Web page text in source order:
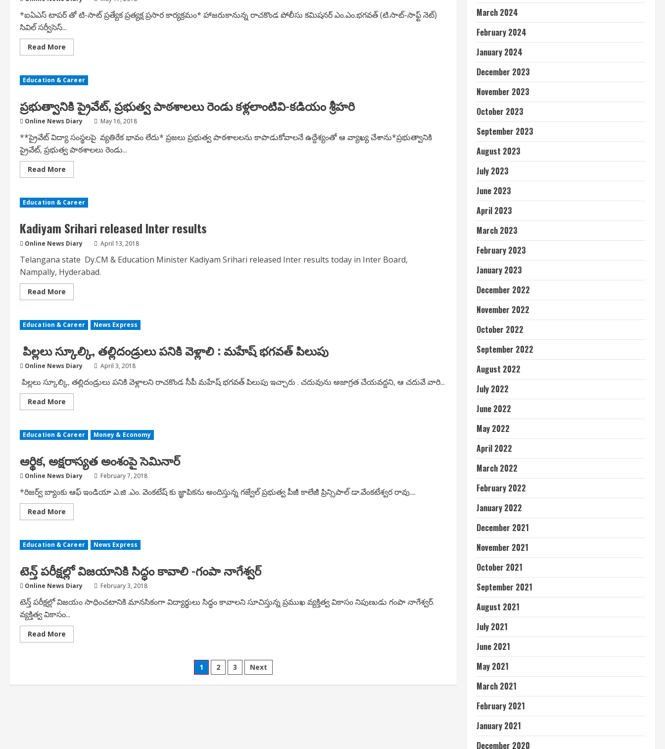
*ఐఏఎస్ టాపర్ తో టి-సాట్ ప్రత్యేక ప్రత్యక్ష ప్రసార కార్యక్రమం* హాజరుకానున్న రాచకొండ పోలీసు కమిషనర్ ఎం.ఎం.భగవత్ (టి.సాట్-సాఫ్ట్ నెట్)
సివిల్ సర్వీసెస్...
Read More
more
టాపర్
తో
టి-
ప్రత్యేక
ప్రత్యక్ష
ప్రసార
కార్యక్రమం
Education & Career
ప్రభుత్వానికి ప్రైవేట్, ప్రభుత్వ పాఠశాలలు రెండు కళ్లలాంటివి-కడియం శ్రీహరి
Online News Diary May 16, 2018
**ప్రైవేట్ విద్యా సంస్థలపై వ్యతిరేక భావం లేదు* ప్రజలు ప్రభుత్వ పాఠశాలలను కాపాడుకోవాలనే ఉద్దేశ్యంతో ఆ వ్యాఖ్య చేశాను*ప్రభుత్వానికి
ప్రైవేట్, ప్రభుత్వ పాఠశాలలు రెండు...
Read More
more
ప్రైవేట్,
ప్రభుత్వ
పాఠశాలలు
కళ్లలాంటివి-
కడియం
Education & Career
Kadiyam Srihari released Inter results
Online News Diary April 13, 2018
Telangana state Dy.CM & Education Minister Kadiyam Srihari released Inter results today in Inter Board,
Nampally, Hyderabad.
Read More
more
Srihari
released
Inter
Education & Career News Express
పిల్లలు స్కూల్కి, తల్లిదండ్రులు పనికి వెళ్లాలి : మహేష్ భగవత్ పిలుపు
Online News Diary April 3, 2018
పిల్లలు స్కూల్కి, తల్లిదండ్రులు పనికి వెళ్లాలని రాచకొండ సీపీ మహేష్ భగవత్ పిలుపు ఇచ్చారు . చదువును అజాగ్రత చేయవద్దని, ఆ చదువే వారి...
Read More
more
స్కూల్కి,
తల్లిదండ్రులు
పనికి
మహేష్
భగవత్
పిలుపు
Education & Career Money & Economy
ఆర్థిక, అక్షరాస్యత అంశంపై సెమినార్
Online News Diary February 7, 2018
*రిజర్వ్ బ్యాంకు ఆఫ్ ఇండియా ఎ.జి .ఎం. వెంకటేష్ కు జ్ఞాపికను అందిస్తున్న గజ్వేల్ ప్రభుత్వ పీజీ కాలేజీ ప్రిన్సిపాల్ డా.వేంకటేశ్వర రావు....
Read More
more
అక్షరాస్యత
అంశంపై
సెమినార్
Education & Career News Express
టెన్త్ పరీక్షల్లో విజయానికి సిద్ధం కావాలి -గంపా నాగేశ్వర్
Online News Diary February 3, 2018
టెన్త్ పరీక్షల్లో విజయం సాధించటానికి మానసికంగా విద్యార్థులు సిద్ధం కావాలని సూచిస్తున్న ప్రముఖ వ్యక్తిత్వ వికాసం నిపుణుడు గంపా నాగేశ్వర్.
వ్యక్తిత్వ వికాసం...
Read More
more
Posts
pagination
1 2 3 Next
March 2024
February 2024
January 2024
December 2023
November 2023
October 2023
September 2023
August 2023
July 2023
June 2023
April 2023
March 2023
February 2023
January 2023
December 2022
November 2022
October 2022
September 2022
August 2022
July 2022
June 2022
May 2022
April 2022
March 2022
February 2022
January 2022
December 2021
November 2021
October 2021
September 2021
August 2021
July 2021
June 2021
May 2021
March 2021
February 2021
January 2021
December 2020